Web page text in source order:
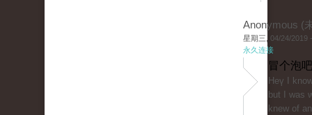
Anonymous (
星期三, 04/24/2019
永久连接
冒个泡
Heү I
but I wаs
knew of